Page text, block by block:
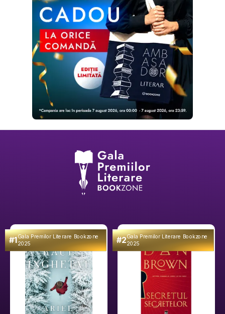
#1Gala Premilor Literare Bookzone
2025 #2Gala Premilor Literare Bookzone
2025